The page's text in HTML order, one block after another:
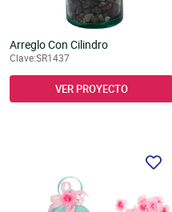
Arreglo Con Cilindro
Clave:SR1437
VER PROYECTO